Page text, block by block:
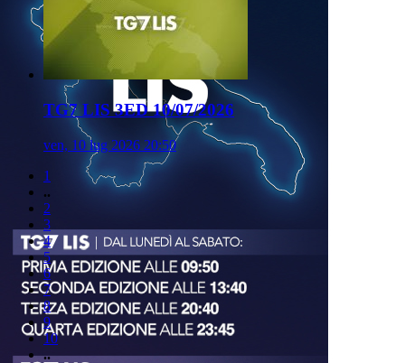
TG7 LIS 3ED 10/07/2026
ven, 10 lug 2026 20:50
1
..
2
3
4
5
6
7
8
9
10
..